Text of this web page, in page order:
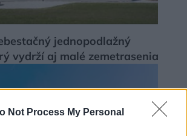
Not Process My Personal
jednopodlažný
vydrží aj malé zemetrasenia